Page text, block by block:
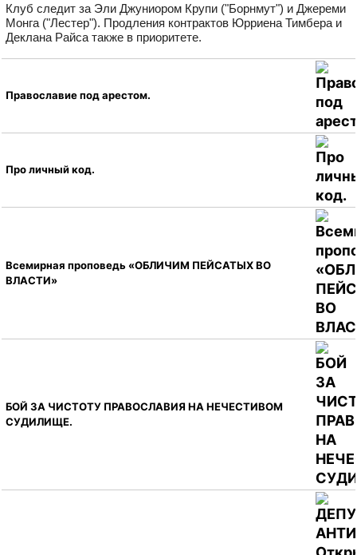
Клуб следит за Эли Джуниором Крупи ("Борнмут") и Джереми
Монга ("Лестер"). Продления контрактов Юрриена Тимбера и
Деклана Райса также в приоритете.
Православие под арестом.
Про личный код.
Всемирная проповедь «ОБЛИЧИМ ПЕЙСАТЫХ ВО
ВЛАСТИ»
БОЙ ЗА ЧИСТОТУ ПРАВОСЛАВИЯ НА НЕЧЕСТИВОМ
СУДИЛИЩЕ.